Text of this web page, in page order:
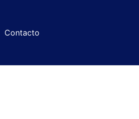
Contacto